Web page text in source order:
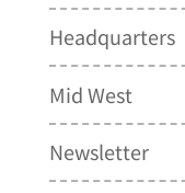
Headquarters
Mid West
Newsletter